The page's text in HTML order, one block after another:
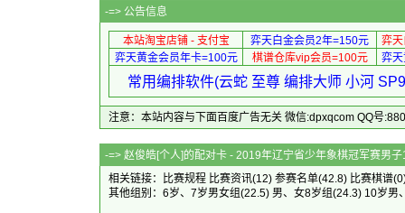
-=> 公告信息
本站淘宝店铺 - 支付宝 弈天白金会员2年=150元
弈
弈天黄金会员年卡=100元
棋谱仓库vip会员=100元 弈
常用编排软件(云蛇 至尊 编排大师 小河
注意：本站内容与下面百度广告无关 微信:dpxqcom QQ号
-=> 赵俊皓[个人]的配对卡 - 2019年辽
相关链接：
比赛规程 比赛资讯(12) 参赛名单(42.8) 比赛棋谱
其他组别： 6岁、7岁男女组(22.5) 男、女8岁组(24.3) 10岁男